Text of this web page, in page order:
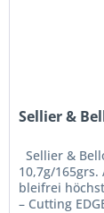
Sellier &
Sellier &
10,7g/165grs.
bleifrei
– Cutting